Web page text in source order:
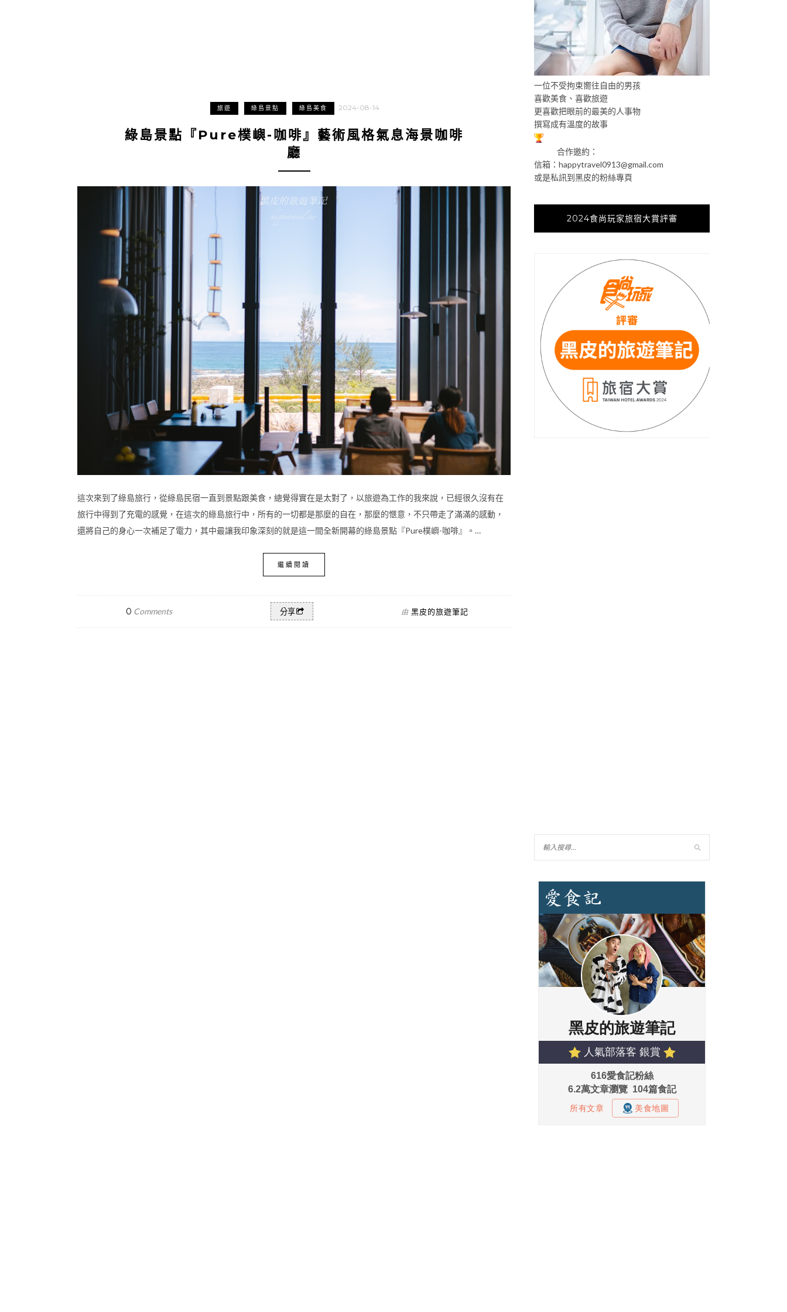
旅遊 綠島景點 綠島美食 2024-08-14
綠島景點『Pure樸嶼-咖啡』藝術風格氣息海景咖啡
廳
這次來到了綠島旅行，從綠島民宿一直到景點跟美食，總覺得實在是太對了，以旅遊為工作的我來說，已經很久沒有在
旅行中得到了充電的感覺，在這次的綠島旅行中，所有的一切都是那麼的自在，那麼的愜意，不只帶走了滿滿的感動，
還將自己的身心一次補足了電力，其中最讓我印象深刻的就是這一間全新開幕的綠島景點『Pure樸嶼-咖啡』。…
繼續閱讀
0 Comments 分享 由 黑皮的旅遊筆記
一位不受拘束嚮往自由的男孩
喜歡美食、喜歡旅遊
更喜歡把眼前的最美的人事物
撰寫成有溫度的故事
合作邀約：
信箱： happytravel0913@gmail.com
或是私訊到黑皮的粉絲專頁
2024食尚玩家旅宿大賞評審